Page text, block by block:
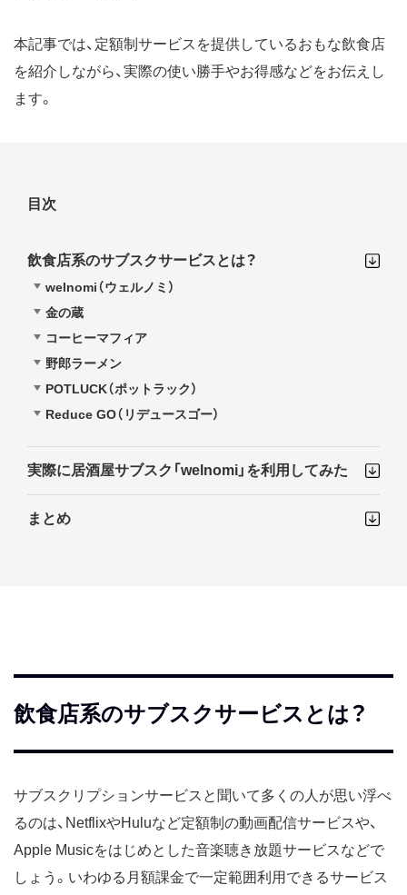
本記事では、定額制サービスを提供しているおもな飲食店
を紹介しながら、実際の使い勝手やお得感などをお伝えし
ます。
目次
飲食店系のサブスクサービスとは？
welnomi（ウェルノミ）
金の蔵
コーヒーマフィア
野郎ラーメン
POTLUCK（ポットラック）
Reduce GO（リデュースゴー）
実際に居酒屋サブスク「welnomi」を利用してみた
まとめ
飲食店系のサブスクサービスとは？
サブスクリプションサービスと聞いて多くの人が思い浮べ
るのは、NetflixやHuluなど定額制の動画配信サービスや、
Apple Musicをはじめとした音楽聴き放題サービスなどで
しょう。いわゆる月額課金で一定範囲利用できるサービス